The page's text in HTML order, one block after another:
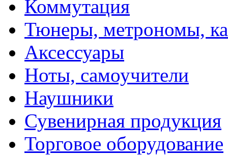
Коммутация
Тюнеры, метрономы,
Аксессуары
Ноты, самоучители
Наушники
Сувенирная продукция
Торговое оборудование